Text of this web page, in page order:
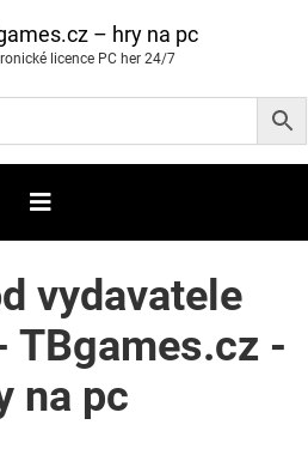
– hry na pc
licence PC her 24/7
vydavatele
TBgames.cz -
na pc